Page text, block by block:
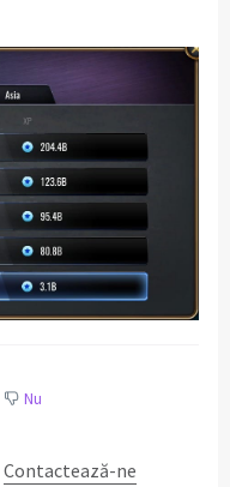
Nu
Contactează-ne